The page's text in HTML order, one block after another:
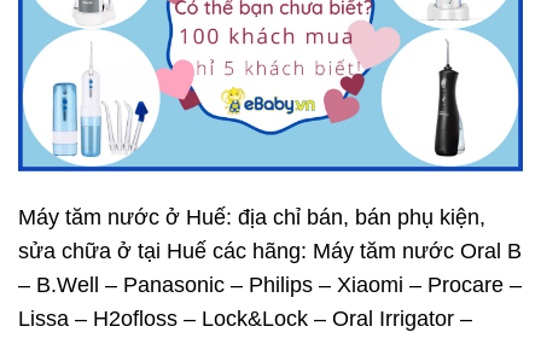
Máy tăm nước ở Huế: địa chỉ bán, bán phụ kiện,
sửa chữa ở tại Huế các hãng: Máy tăm nước Oral B
– B.Well – Panasonic – Philips – Xiaomi – Procare –
Lissa – H2ofloss – Lock&Lock – Oral Irrigator –